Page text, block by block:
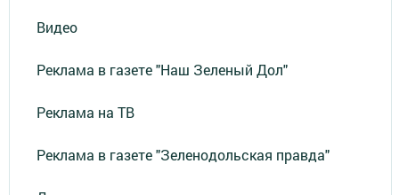
Видео
Реклама в газете "Наш Зеленый Дол"
Реклама на ТВ
Реклама в газете "Зеленодольская правда"